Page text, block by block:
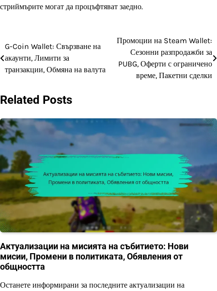
стриймърите могат да процъфтяват заедно.
Post
navigation
G-Coin Wallet: Свързване на
акаунти, Лимити за
транзакции, Обмяна на валута
Промоции на Steam Wallet:
Сезонни разпродажби за
PUBG, Оферти с ограничено
време, Пакетни сделки
Related Posts
Актуализации на мисията на събитието: Нови
мисии, Промени в политиката, Обявления от
общността
Останете информирани за последните актуализации на